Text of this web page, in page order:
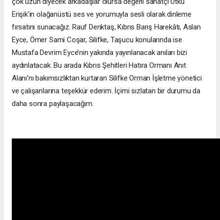
Erişik’in olağanüstü ses ve yorumuyla sesli olarak dinleme
fırsatını sunacağız. Rauf Denktaş, Kıbrıs Barış Harekâtı, Aslan
Eyce, Ömer Sami Coşar, Silifke, Taşucu konularında ise
Mustafa Devrim Eyce’nin yakında yayınlanacak anıları bizi
aydınlatacak. Bu arada Kıbrıs Şehitleri Hatıra Ormanı Anıt
Alanı’nı bakımsızlıktan kurtaran Silifke Orman İşletme yönetici
ve çalışanlarına teşekkür ederim. İçimi sızlatan bir durumu da
daha sonra paylaşacağım.